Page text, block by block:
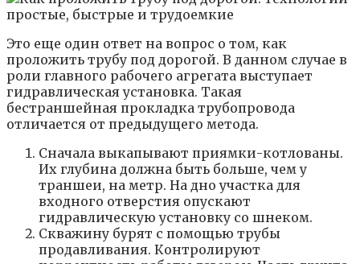
Это еще один ответ на вопрос о том, как
проложить трубу под дорогой. В данном случае в
роли главного рабочего агрегата выступает
гидравлическая установка. Такая
бестраншейная прокладка трубопровода
отличается от предыдущего метода.
Сначала выкапывают приямки-котлованы.
Их глубина должна быть больше, чем у
траншеи, на метр. На дно участка для
входного отверстия опускают
гидравлическую установку со шнеком.
Скважину бурят с помощью трубы
продавливания. Контролируют